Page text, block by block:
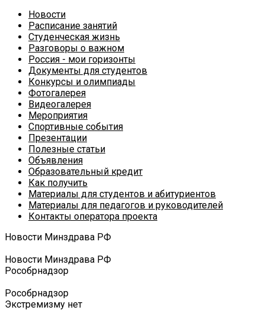
Новости
Расписание занятий
Студенческая жизнь
Разговоры о важном
Россия - мои горизонты
Документы для студентов
Конкурсы и олимпиады
Фотогалерея
Видеогалерея
Мероприятия
Спортивные события
Презентации
Полезные статьи
Объявления
Образовательный кредит
Как получить
Материалы для студентов и абитуриентов
Материалы для педагогов и руководителей
Контакты оператора проекта
Новости Минздрава РФ
Новости Минздрава РФ
Роcобрнадзор
Роcобрнадзор
Экстремизму нет